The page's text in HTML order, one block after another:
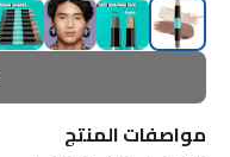
مواصفات المنتج